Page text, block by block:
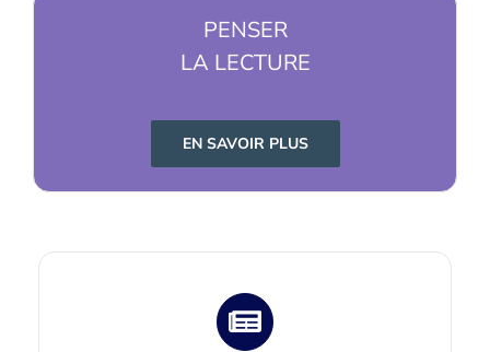
PENSER
LA LECTURE
EN SAVOIR PLUS